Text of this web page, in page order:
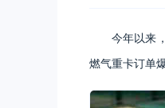
今年以来
燃气重卡订单